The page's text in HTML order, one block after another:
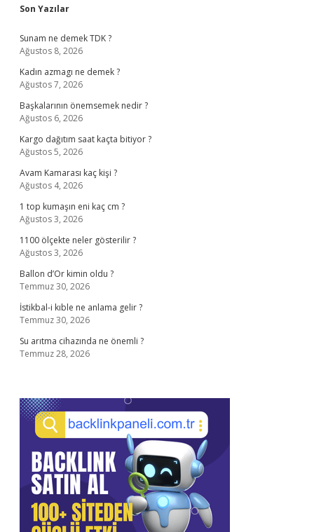
Sidebar
Son Yazılar
Sunam ne demek TDK ?
Ağustos 8, 2026
Kadın azmagı ne demek ?
Ağustos 7, 2026
Başkalarının önemsemek nedir ?
Ağustos 6, 2026
Kargo dağıtım saat kaçta bitiyor ?
Ağustos 5, 2026
Avam Kamarası kaç kişi ?
Ağustos 4, 2026
1 top kumaşın eni kaç cm ?
Ağustos 3, 2026
1100 ölçekte neler gösterilir ?
Ağustos 3, 2026
Ballon d’Or kimin oldu ?
Temmuz 30, 2026
İstikbal-i kıble ne anlama gelir ?
Temmuz 30, 2026
Su arıtma cihazında ne önemli ?
Temmuz 28, 2026